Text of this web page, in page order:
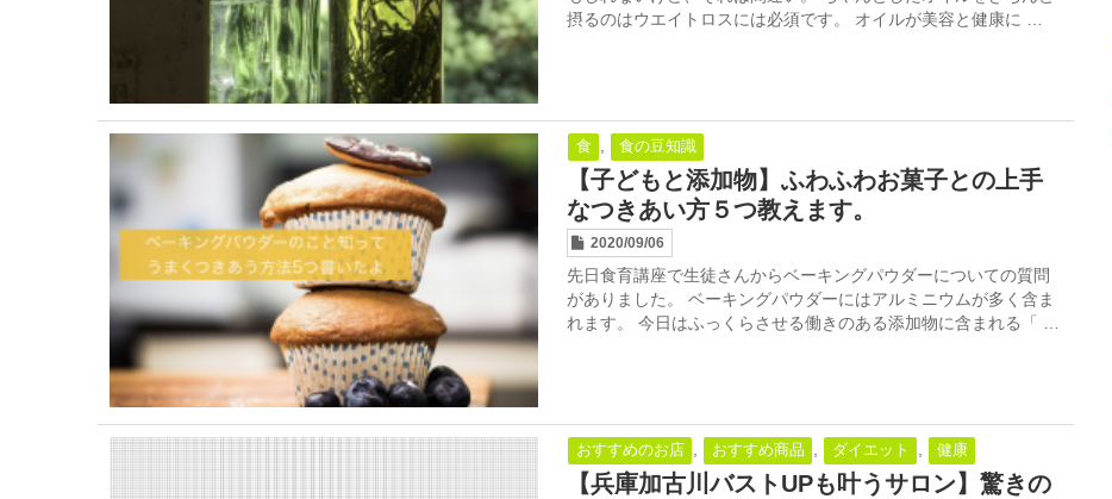
摂るのはウエイトロスには必須です。 オイルが美容と健康に …
食 , 食の豆知識
【子どもと添加物】ふわふわお菓子との上手
なつきあい方５つ教えます。
2020/09/06
先日食育講座で生徒さんからベーキングパウダーについての質問
がありました。 ベーキングパウダーにはアルミニウムが多く含ま
れます。 今日はふっくらさせる働きのある添加物に含まれる「 …
おすすめのお店 , おすすめ商品 , ダイエット , 健康
【兵庫加古川バストUPも叶うサロン】驚きの